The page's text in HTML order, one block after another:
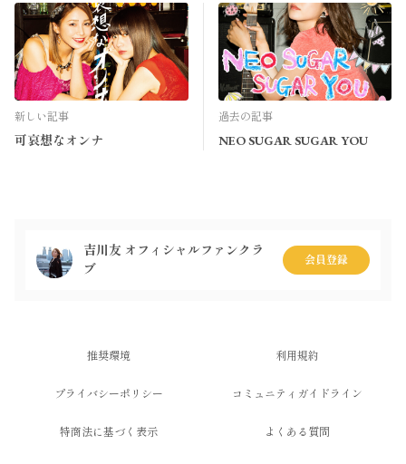
新しい記事
可哀想なオンナ
過去の記事
NEO SUGAR SUGAR YOU
吉川友 オフィシャルファンクラ
ブ
会員登録
推奨環境 利用規約
プライバシーポリシー コミュニティガイドライン
特商法に基づく表示 よくある質問